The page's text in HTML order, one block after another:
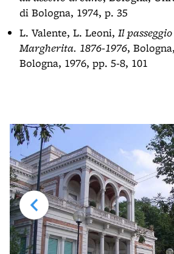
di Bologna, 1974, p. 35
L. Valente, L. Leoni, Il
Margherita. 1876-1976,
Bologna, 1976, pp. 5-8, 101